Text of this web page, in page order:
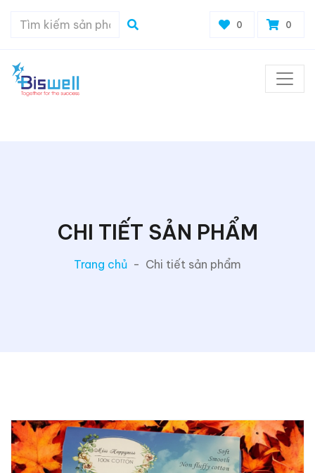
0 0
CHI TIẾT SẢN PHẨM
Trang chủ - Chi tiết sản phẩm